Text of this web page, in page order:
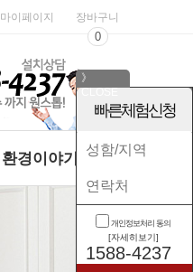
마이페이지 장바구니
0
환경이야기
》
빠른체험신청
개인정보처리 동의
[자세히보기]
1588-4237